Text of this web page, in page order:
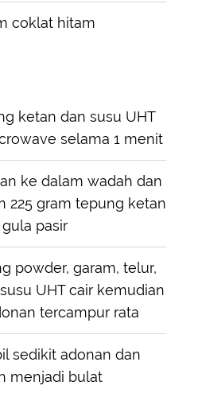
coklat hitam
ketan dan susu UHT
selama 1 menit
ke dalam wadah dan
225 gram tepung ketan
pasir
powder, garam, telur,
UHT cair kemudian
tercampur rata
sedikit adonan dan
menjadi bulat